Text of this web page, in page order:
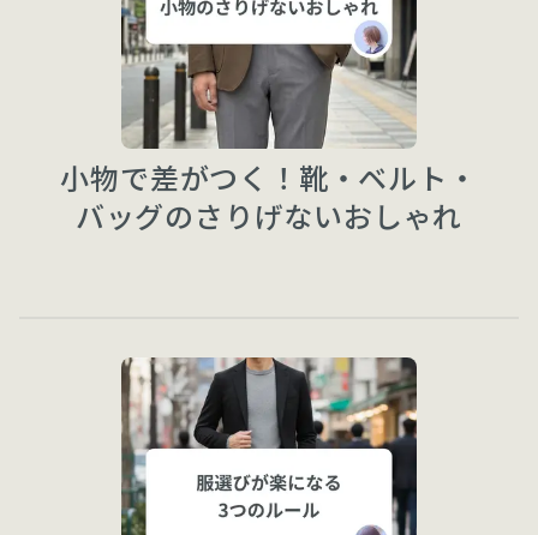
小物で差がつく！靴・ベルト・
バッグのさりげないおしゃれ